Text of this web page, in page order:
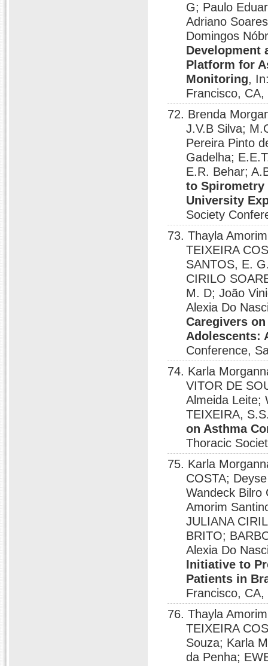
G; Paulo
Adriano
Domingos
Development
Platform for
Monitoring,
Francisco,
72. Brenda
J.V.B Silva;
Pereira Pinto
Gadelha;
E.R. Behar;
to Spirometry
University
Society
73. Thayla
TEIXEIRA
SANTOS, E.
CIRILO
M. D; João
Alexia Do
Caregivers
Adolescents:
Conference,
74. Karla
VITOR DE
Almeida Leite;
TEIXEIRA,
on Asthma
Thoracic
75. Karla
COSTA;
Wandeck Bilro
Amorim
JULIANA
BRITO;
Alexia Do
Initiative to
Patients in
Francisco,
76. Thayla
TEIXEIRA
Souza; Karla
da Penha;